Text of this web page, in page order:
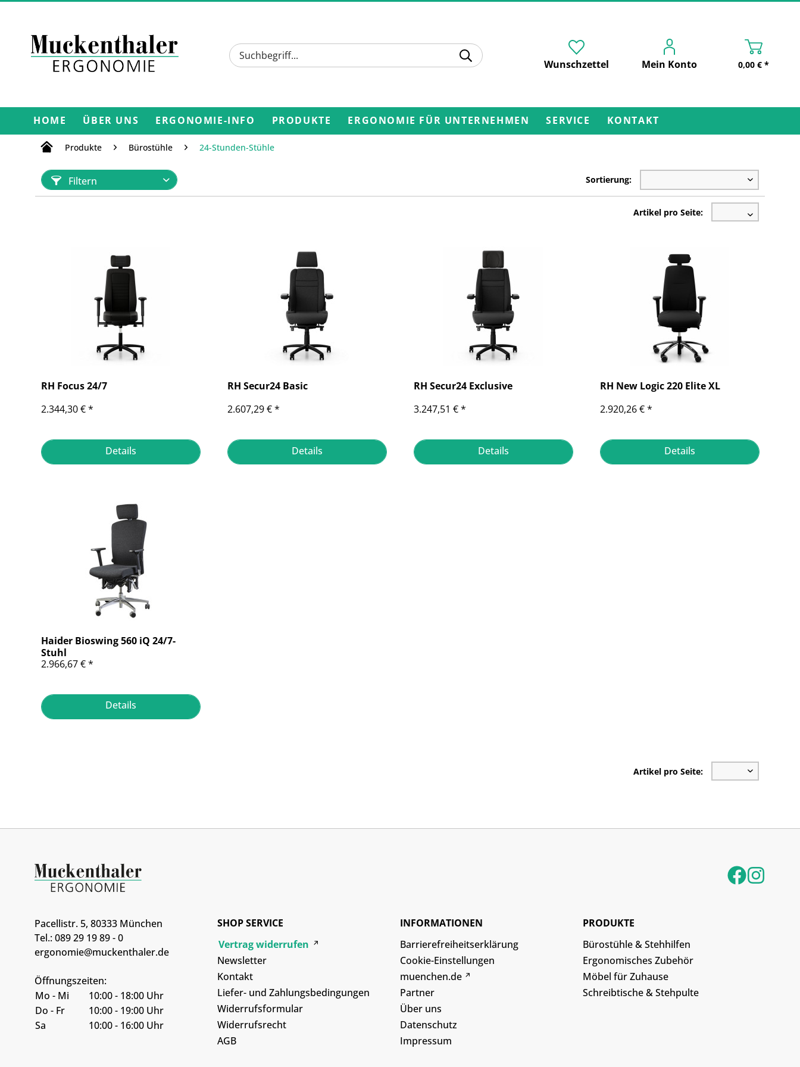
Wunschzettel Mein Konto 0,00 € *
HOME ÜBER UNS ERGONOMIE-INFO PRODUKTE ERGONOMIE FÜR UNTERNEHMEN SERVICE KONTAKT
Produkte Bürostühle 24-Stunden-Stühle
Filtern Sortierung:
Artikel pro Seite:
RH Focus 24/7
2.344,30 € *
Details
RH Secur24 Basic
2.607,29 € *
Details
RH Secur24 Exclusive
3.247,51 € *
Details
RH New Logic 220 Elite XL
2.920,26 € *
Details
Haider Bioswing 560 iQ 24/7-
Stuhl
2.966,67 € *
Details
Artikel pro Seite:
Pacellistr. 5, 80333 München
Tel.: 089 29 19 89 - 0
ergonomie@muckenthaler.de
Öffnungszeiten:
Mo - Mi
10:00 - 18:00 Uhr
Do - Fr
10:00 - 19:00 Uhr
Sa
10:00 - 16:00 Uhr
SHOP SERVICE
Vertrag widerrufen
Newsletter
Kontakt
Liefer- und Zahlungsbedingungen
Widerrufsformular
Widerrufsrecht
AGB
INFORMATIONEN
Barrierefreiheitserklärung
Cookie-Einstellungen
muenchen.de
Partner
Über uns
Datenschutz
Impressum
PRODUKTE
Bürostühle & Stehhilfen
Ergonomisches Zubehör
Möbel für Zuhause
Schreibtische & Stehpulte